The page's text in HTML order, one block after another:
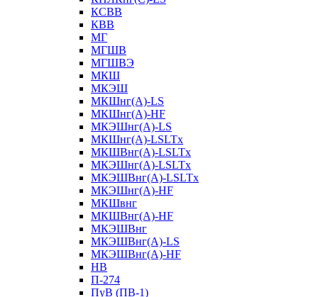
КСВВ
КВВ
МГ
МГШВ
МГШВЭ
МКШ
МКЭШ
МКШнг(А)-LS
МКШнг(А)-HF
МКЭШнг(А)-LS
МКШнг(А)-LSLTx
МКШВнг(A)-LSLTx
МКЭШнг(А)-LSLTx
МКЭШВнг(A)-LSLTx
МКЭШнг(А)-HF
МКШвнг
МКШВнг(А)-HF
МКЭШВнг
МКЭШВнг(А)-LS
МКЭШВнг(А)-HF
НВ
П-274
ПуВ (ПВ-1)